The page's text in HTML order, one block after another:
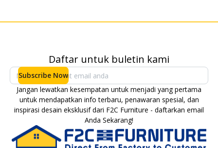
Daftar untuk buletin kami
Subscribe Now
Jangan lewatkan kesempatan untuk menjadi yang pertama
untuk mendapatkan info terbaru, penawaran spesial, dan
inspirasi desain eksklusif dari F2C Furniture - daftarkan email
Anda Sekarang!